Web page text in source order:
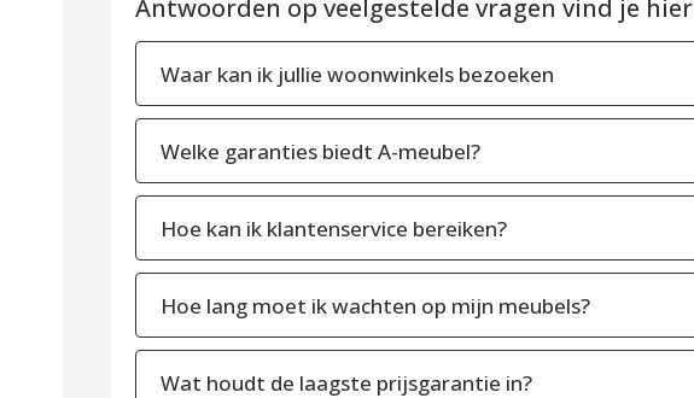
Antwoorden op veelgestelde vragen vind je hier
Waar kan ik jullie woonwinkels bezoeken
Welke garanties biedt A-meubel?
Hoe kan ik klantenservice bereiken?
Hoe lang moet ik wachten op mijn meubels?
Wat houdt de laagste prijsgarantie in?